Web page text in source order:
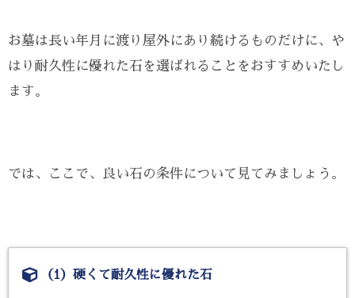
お墓は長い年月に渡り屋外にあり続けるものだけに、や
はり耐久性に優れた石を選ばれることをおすすめいたし
ます。
では、ここで、良い石の条件について見てみましょう。
（1）硬くて耐久性に優れた石